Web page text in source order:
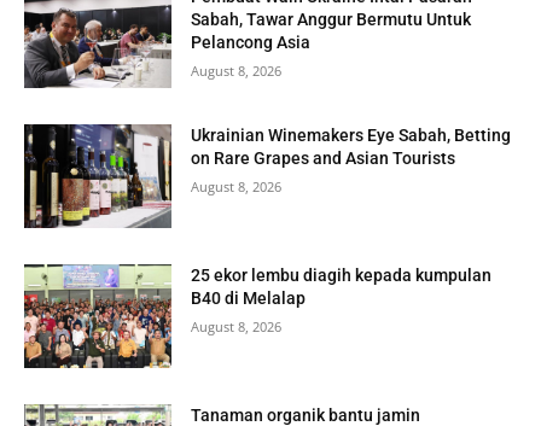
Sabah, Tawar Anggur Bermutu Untuk
Pelancong Asia
August 8, 2026
Ukrainian Winemakers Eye Sabah, Betting
on Rare Grapes and Asian Tourists
August 8, 2026
25 ekor lembu diagih kepada kumpulan
B40 di Melalap
August 8, 2026
Tanaman organik bantu jamin